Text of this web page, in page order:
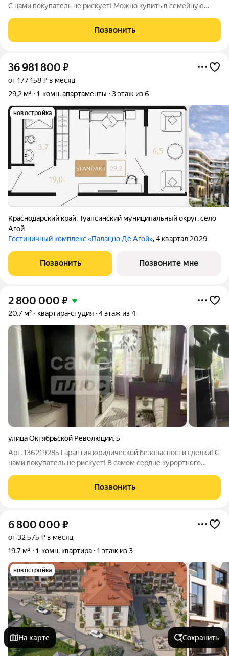
С нами покупатель не рискует! Moжно купить в семейную
потолки (2,9 м), прихожая 9,5 кв. м, жилая комната 13,3 кв. м,
кухня 10,7 кв. м,
Позвонить
36 981 800 ₽
от 177 158 ₽ в месяц
29,2 м²
1-комн. апартаменты 3 этаж из 6
новостройка
Краснодарский край,Туапсинский муниципальный округ,село
Агой
Гостиничный комплекс «Палаццо Де Агой», 4 квартал 2029
Позвонить Позвоните мне
2 800 000 ₽
20,7 м² квартира-студия 4 этаж из 4
улица Октябрьской Революции,5
Арт. 136219285 Гарантия юридической безопасности сделки! С
нами покупатель не рискует! В самом сердце курортного
продаётся светлая, уютная комната 20,7 кв. м Важный факт -
комната имеет статус
Позвонить
6 800 000 ₽
от 32 575 ₽ в месяц
19,7 м²
1-комн. квартира 1 этаж из 3
новостройка
На карте Сохранить